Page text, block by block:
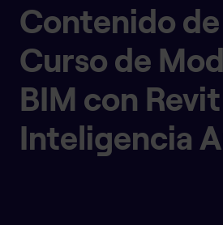
Contenido
Curso de
BIM con
Inteligencia